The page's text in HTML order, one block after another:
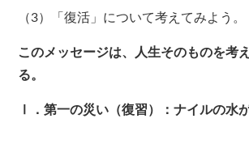
（3）「復活」について考えてみよう。
このメッセージは、人生そのものを考
る。
Ⅰ．第一の災い（復習）：ナイルの水